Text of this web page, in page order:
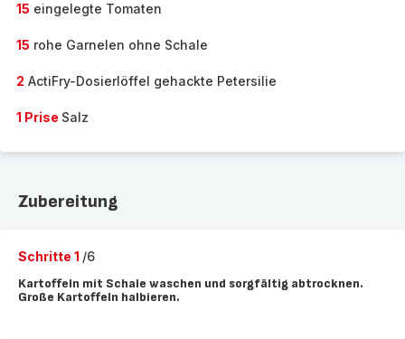
15 eingelegte Tomaten
15 rohe Garnelen ohne Schale
2 ActiFry-Dosierlöffel gehackte Petersilie
1 Prise Salz
Zubereitung
Schritte 1 /6
Kartoffeln mit Schale waschen und sorgfältig abtrocknen.
Große Kartoffeln halbieren.